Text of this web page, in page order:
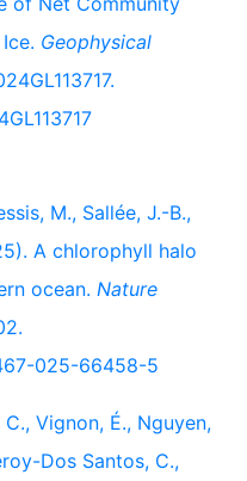
Geophysical
M., Sallée, J.-B.,
A chlorophyll halo
ocean. Nature
025-66458-5
Vignon, É., Nguyen,
Dos Santos, C.,